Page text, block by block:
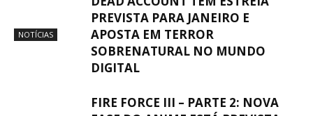
NOTÍCIAS
PREVISTA PARA JANEIRO E
APOSTA EM TERROR
SOBRENATURAL NO MUNDO
DIGITAL
FIRE FORCE III – PARTE 2: NOVA